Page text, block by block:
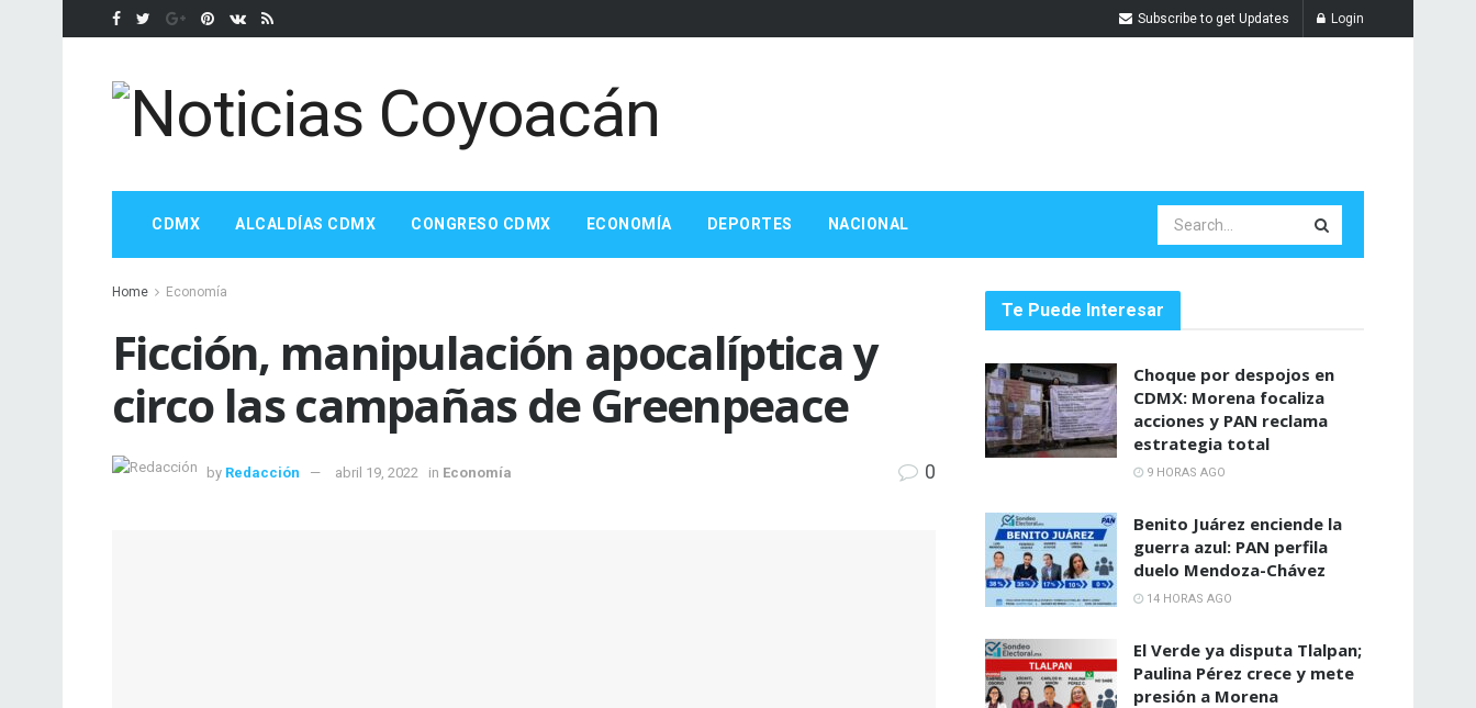
Subscribe to get Updates Login
CDMX ALCALDÍAS CDMX CONGRESO CDMX ECONOMÍA DEPORTES NACIONAL
Home Economía
Ficción, manipulación apocalíptica y
circo las campañas de Greenpeace
by Redacción abril 19, 2022 in Economía 0
Te Puede Interesar
Choque por despojos en
CDMX: Morena focaliza
acciones y PAN reclama
estrategia total
9 HORAS AGO
Benito Juárez enciende la
guerra azul: PAN perfila
duelo Mendoza-Chávez
14 HORAS AGO
El Verde ya disputa Tlalpan;
Paulina Pérez crece y mete
presión a Morena